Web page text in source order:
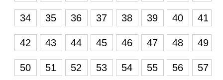
34 35 36 37 38 39 40 41
42 43 44 45 46 47 48 49
50 51 52 53 54 55 56 57